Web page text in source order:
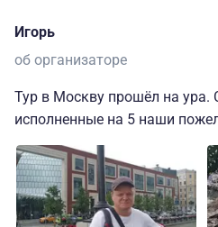
Игорь
об организаторе
Тур в Москву прошёл на ура.
исполненные на 5 наши